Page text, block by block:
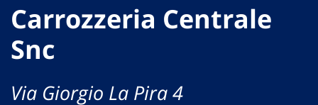
Carrozzeria Centrale
Snc
Via Giorgio La Pira 4